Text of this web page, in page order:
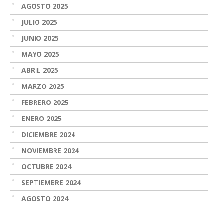
AGOSTO 2025
JULIO 2025
JUNIO 2025
MAYO 2025
ABRIL 2025
MARZO 2025
FEBRERO 2025
ENERO 2025
DICIEMBRE 2024
NOVIEMBRE 2024
OCTUBRE 2024
SEPTIEMBRE 2024
AGOSTO 2024